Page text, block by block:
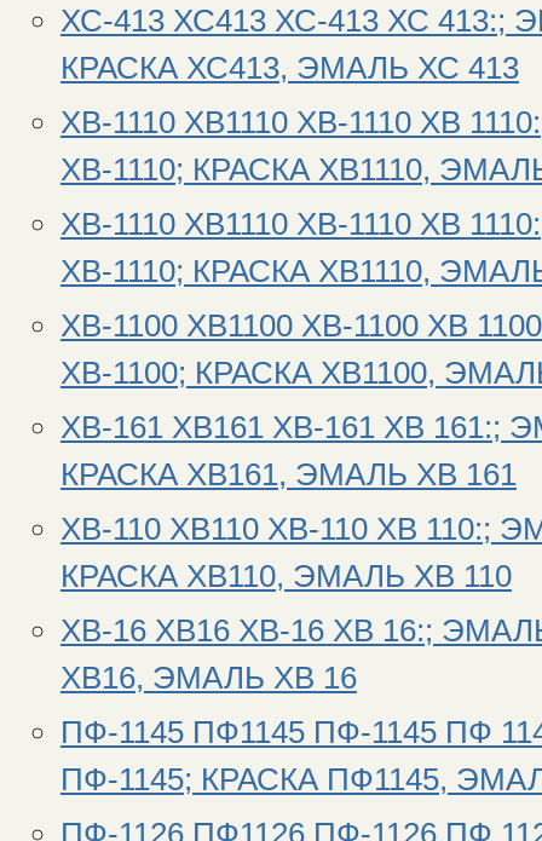
ХС-413 ХС413 ХС-413 ХС
КРАСКА ХС413, ЭМАЛЬ ХС 413
ХВ-1110 ХВ1110 ХВ-1110 ХВ
ХВ-1110; КРАСКА ХВ1110,
ХВ-1110 ХВ1110 ХВ-1110 ХВ
ХВ-1110; КРАСКА ХВ1110,
ХВ-1100 ХВ1100 ХВ-1100 ХВ
ХВ-1100; КРАСКА ХВ1100,
ХВ-161 ХВ161 ХВ-161 ХВ 161:;
КРАСКА ХВ161, ЭМАЛЬ ХВ 161
ХВ-110 ХВ110 ХВ-110 ХВ 110:;
КРАСКА ХВ110, ЭМАЛЬ ХВ 110
ХВ-16 ХВ16 ХВ-16 ХВ 16:;
ХВ16, ЭМАЛЬ ХВ 16
ПФ-1145 ПФ1145 ПФ-1145 ПФ
ПФ-1145; КРАСКА ПФ1145,
ПФ-1126 ПФ1126 ПФ-1126 ПФ